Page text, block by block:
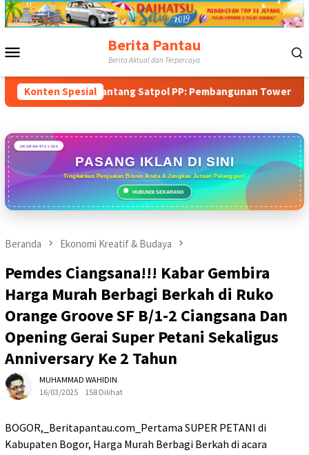
Loncat
ke
Berita Pantau
Berita Aktual dan Terpercaya
Konten Spesial
& Tantang Satpol PP: Pembangunan Tower PT Gihon di
UKURAN 970 x 250
PASANG IKLAN DI SINI
Tingkatkan Penjualan Bisnis Anda & Jangkau Jutaan Pelanggan!
HUBUNGI SEKARANG
Beranda Ekonomi Kreatif & Budaya
Pemdes Ciangsana!!! Kabar Gembira
Harga Murah Berbagi Berkah di Ruko
Orange Groove SF B/1-2 Ciangsana Dan
Opening Gerai Super Petani Sekaligus
Anniversary Ke 2 Tahun
MUHAMMAD WAHIDIN
16/03/2025
158 Dilihat
BOGOR,_Beritapantau.com_Pertama SUPER PETANI di
Kabupaten Bogor, Harga Murah Berbagi Berkah di acara